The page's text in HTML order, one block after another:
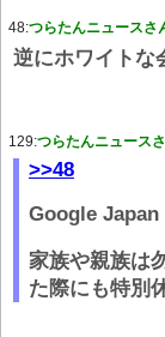
48:つらたんニュースさ
逆にホワイトな
129:つらたんニュース
>>48
Google Japan
家族や親族は
た際にも特別